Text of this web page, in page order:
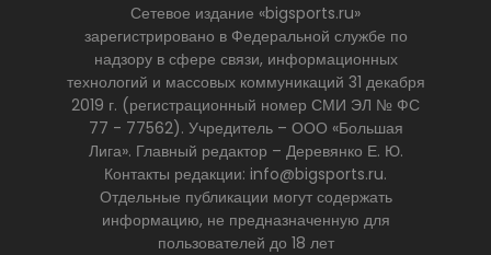
Сетевое издание «bigsports.ru»
зарегистрировано в Федеральной службе по
надзору в сфере связи, информационных
технологий и массовых коммуникаций 31 декабря
2019 г. (регистрационный номер СМИ ЭЛ № ФС
77 - 77562). Учредитель – ООО «Большая
Лига». Главный редактор – Деревянко Е. Ю.
Контакты редакции: info@bigsports.ru.
Отдельные публикации могут содержать
информацию, не предназначенную для
пользователей до 18 лет